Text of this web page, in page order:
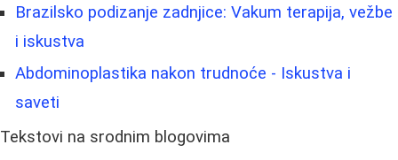
Brazilsko podizanje zadnjice: Vakum terapija, vežbe
i iskustva
Abdominoplastika nakon trudnoće - Iskustva i
saveti
Tekstovi na srodnim blogovima